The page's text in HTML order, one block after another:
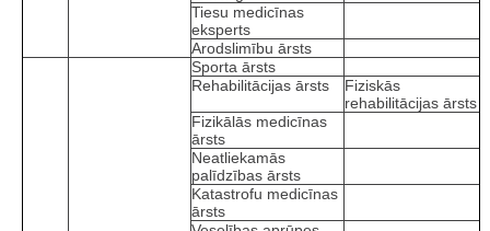
Tiesu medicīnas
eksperts
Arodslimību ārsts
Sporta ārsts
Rehabilitācijas ārsts
Fiziskās
rehabilitācijas ārsts
Fizikālās medicīnas
ārsts
Neatliekamās
palīdzības ārsts
Katastrofu medicīnas
ārsts